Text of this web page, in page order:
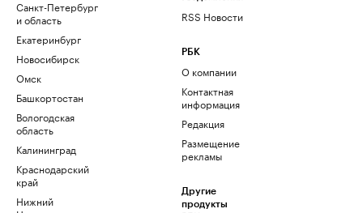
Санкт-Петербург
и область
Екатеринбург
Новосибирск
Омск
Башкортостан
Вологодская
область
Калининград
Краснодарский
край
Нижний
RSS Новости
РБК
О компании
Контактная
информация
Редакция
Размещение
рекламы
Другие
продукты